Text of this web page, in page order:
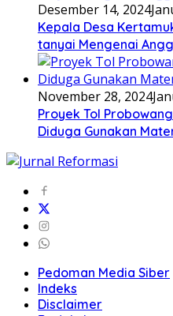
Desember 14, 2024
Kepala Desa
tanyai Mengenai
November 28, 2024
Proyek Tol
Diduga Gunakan
Pedoman Media Siber
Indeks
Disclaimer